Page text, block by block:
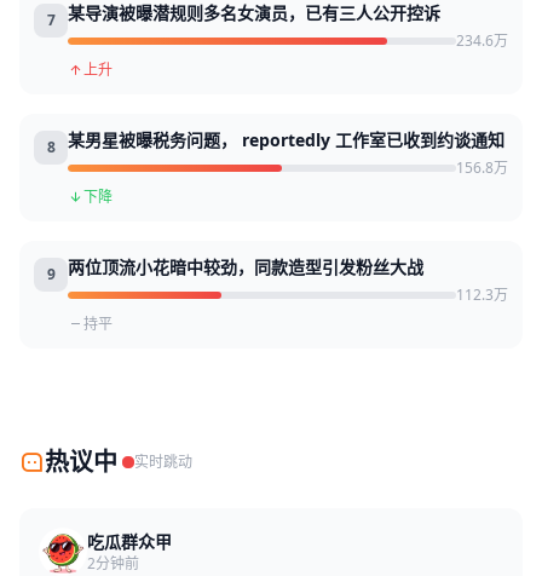
7 某导演被曝潜规则多名女演员，已有三人公开控诉
234.6万
上升
8 某男星被曝税务问题， reportedly 工作室已收到约谈通知
156.8万
下降
9 两位顶流小花暗中较劲，同款造型引发粉丝大战
112.3万
持平
热议中 实时跳动
吃瓜群众甲
2分钟前